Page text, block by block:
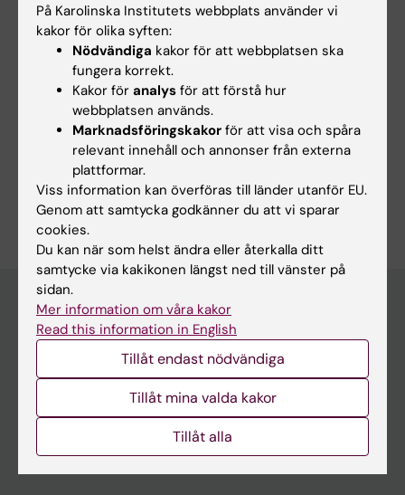
Som valt skyddsombud och fackliga
representant för SACO på MEB, är jag även
engagerad i att säkerställa arbetsmiljön och
arbetstagarnas intressen.
Är du Ann Almqvist?
Redigera din profil
Huvudmeny
Om KI
På Karolinska Institutets webbplats använder vi
kakor för olika syften:
Nödvändiga kakor för att webbplatsen ska
fungera korrekt.
Kakor för analys för att förstå hur
webbplatsen används.
Marknadsföringskakor för att visa och spåra
relevant innehåll och annonser från externa
plattformar.
Viss information kan överföras till länder utanför EU.
Genom att samtycka godkänner du att vi sparar
cookies.
Du kan när som helst ändra eller återkalla ditt
samtycke via kakikonen längst ned till vänster på
sidan.
Mer information om våra kakor
Read this information in English
Tillåt endast nödvändiga
Tillåt mina valda kakor
Tillåt alla